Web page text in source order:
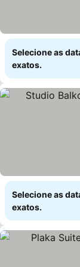
Selecione as
exatos.
Selecione as
exatos.